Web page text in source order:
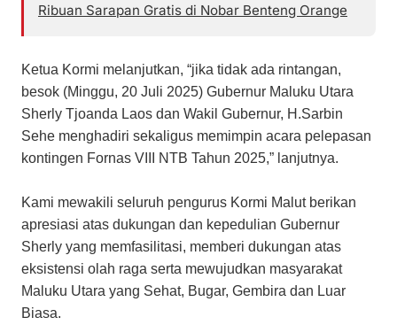
Ribuan Sarapan Gratis di Nobar Benteng Orange
Ketua Kormi melanjutkan, “jika tidak ada rintangan,
besok (Minggu, 20 Juli 2025) Gubernur Maluku Utara
Sherly Tjoanda Laos dan Wakil Gubernur, H.Sarbin
Sehe menghadiri sekaligus memimpin acara pelepasan
kontingen Fornas VIII NTB Tahun 2025,” lanjutnya.
Kami mewakili seluruh pengurus Kormi Malut berikan
apresiasi atas dukungan dan kepedulian Gubernur
Sherly yang memfasilitasi, memberi dukungan atas
eksistensi olah raga serta mewujudkan masyarakat
Maluku Utara yang Sehat, Bugar, Gembira dan Luar
Biasa.